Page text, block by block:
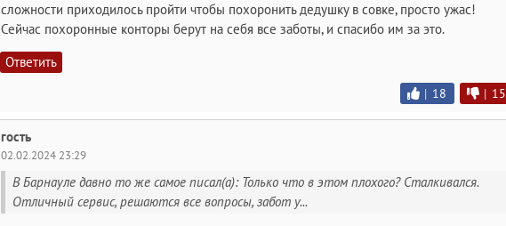
сложности приходилось пройти чтобы похоронить дедушку в совке, просто ужас!
Сейчас похоронные конторы берут на себя все заботы, и спасибо им за это.
Ответить
| 18 | 15
гость
02.02.2024 23:29
В Барнауле давно то же самое писал(а): Только что в этом плохого? Сталкивался.
Отличный сервис, решаются все вопросы, забот у...